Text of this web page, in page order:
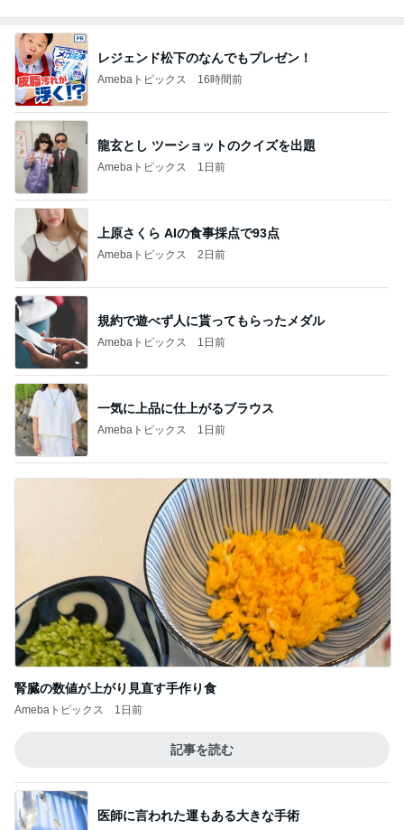
レジェンド松下のなんでもプレゼン！
Amebaトピックス 16時間前
龍玄とし ツーショットのクイズを出題
Amebaトピックス 1日前
上原さくら AIの食事採点で93点
Amebaトピックス 2日前
規約で遊べず人に貰ってもらったメダル
Amebaトピックス 1日前
一気に上品に仕上がるブラウス
Amebaトピックス 1日前
腎臓の数値が上がり見直す手作り食
Amebaトピックス 1日前
記事を読む
医師に言われた運もある大きな手術